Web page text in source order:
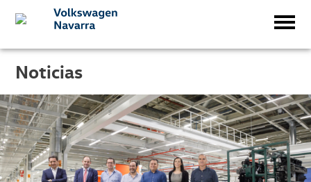
Noticias